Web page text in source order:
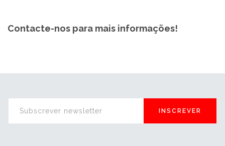
Contacte-nos para mais informações!
INSCREVER